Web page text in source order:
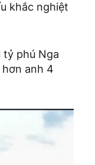
khắc nghiệt
tỷ phú Nga
hơn anh 4